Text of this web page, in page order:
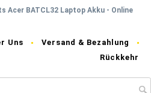
Acer BATCL32 Laptop Akku - Online
Uns
Versand & Bezahlung
Rückkehr